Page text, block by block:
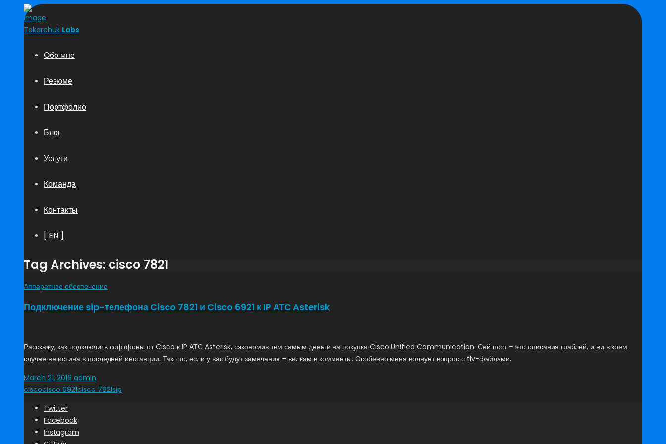
Tokarchuk Labs
Обо мне
Резюме
Портфолио
Блог
Услуги
Команда
Контакты
[ EN ]
Tag Archives: cisco 7821
Аппаратное обеспечение
Подключение sip-телефона Cisco 7821 и Cisco 6921 к IP АТС Asterisk
Расскажу, как подключить софтфоны от Cisco к IP АТС Asterisk, сэкономив тем самым деньги на покупке Cisco Unified Communication. Сей пост – это описания граблей, и ни в коем
случае не истина в последней инстанции. Так что, если у вас будут замечания – велкам в комменты. Особенно меня волнует вопрос с tlv-файлами.
March 21, 2016 admin
ciscocisco 6921cisco 7821sip
Twitter
Facebook
Instagram